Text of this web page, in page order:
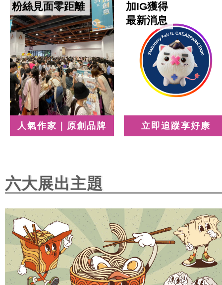
粉絲見面零距離
人氣作家｜原創品牌
加IG獲得
最新消息
立即追蹤享好康
六大展出主題